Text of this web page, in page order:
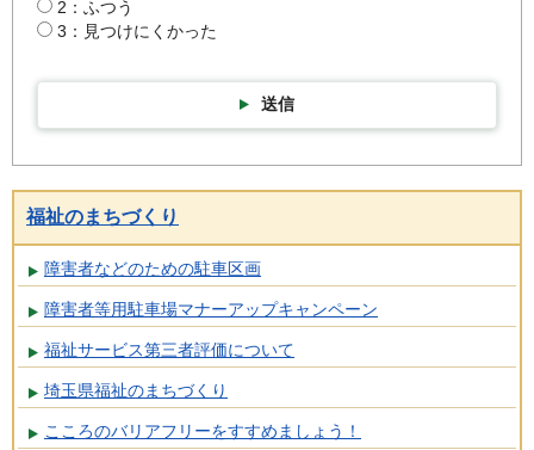
2：ふつう
3：見つけにくかった
送信
福祉のまちづくり
障害者などのための駐車区画
障害者等用駐車場マナーアップキャンペーン
福祉サービス第三者評価について
埼玉県福祉のまちづくり
こころのバリアフリーをすすめましょう！